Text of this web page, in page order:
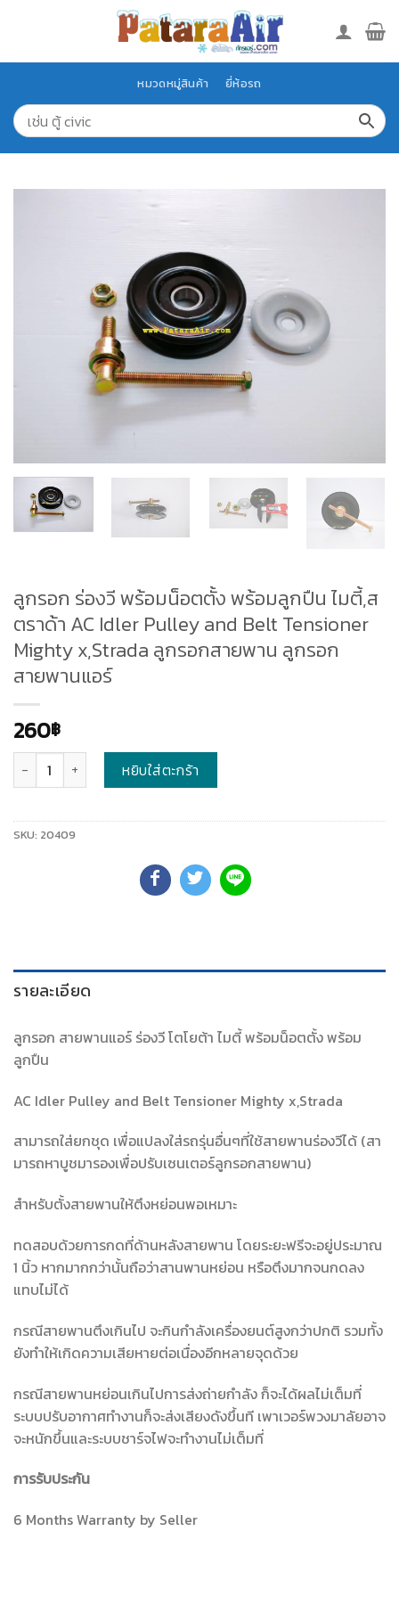
หมวดหมู่สินค้า ยี่ห้อรถ
ลูกรอก ร่องวี พร้อมน็อตตั้ง พร้อมลูกปืน ไมตี้,ส
ตราด้า AC Idler Pulley and Belt Tensioner
Mighty x,Strada ลูกรอกสายพาน ลูกรอก
สายพานแอร์
260฿
หยิบใส่ตะกร้า
SKU: 20409
รายละเอียด
ลูกรอก สายพานแอร์ ร่องวี โตโยต้า ไมตี้ พร้อมน็อตตั้ง พร้อม
ลูกปืน
AC Idler Pulley and Belt Tensioner Mighty x,Strada
สามารถใส่ยกชุด เพื่อแปลงใส่รถรุ่นอื่นๆที่ใช้สายพานร่องวีได้ (สา
มารถหาบูชมารองเพื่อปรับเซนเตอร์ลูกรอกสายพาน)
สำหรับตั้งสายพานให้ตึงหย่อนพอเหมาะ
ทดสอบด้วยการกดที่ด้านหลังสายพาน โดยระยะฟรีจะอยู่ประมาณ
1 นิ้ว หากมากกว่านั้นถือว่าสานพานหย่อน หรือตึงมากจนกดลง
แทบไม่ได้
กรณีสายพานตึงเกินไป จะกินกำลังเครื่องยนต์สูงกว่าปกติ รวมทั้ง
ยังทำให้เกิดความเสียหายต่อเนื่องอีกหลายจุดด้วย
กรณีสายพานหย่อนเกินไปการส่งถ่ายกำลัง ก็จะได้ผลไม่เต็มที่
ระบบปรับอากาศทำงานก็จะส่งเสียงดังขึ้นที เพาเวอร์พวงมาลัยอาจ
จะหนักขึ้นและระบบชาร์จไฟจะทำงานไม่เต็มที่
การรับประกัน
6 Months Warranty by Seller